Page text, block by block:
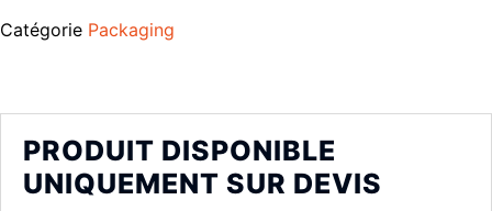
Catégorie Packaging
PRODUIT DISPONIBLE
UNIQUEMENT SUR DEVIS